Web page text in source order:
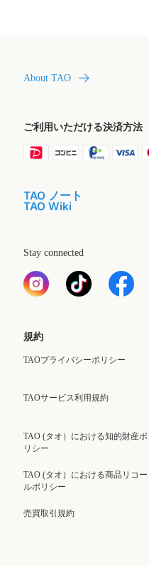
About TAO
ご利用いただける決済方法
TAO ノート
TAO Wiki
Stay connected
規約
TAOプライバシーポリシー
TAOサービス利用規約
TAO (タオ）における知的財産ポ
リシー
TAO (タオ）における商品リコー
ルポリシー
売買取引規約